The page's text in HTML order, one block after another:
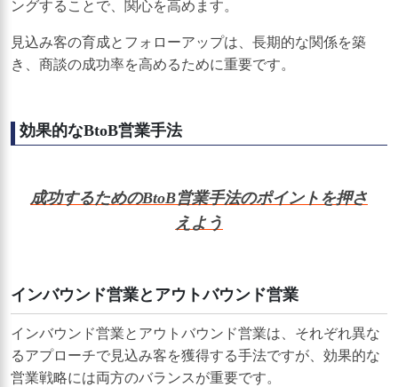
ングすることで、関心を高めます。
見込み客の育成とフォローアップは、長期的な関係を築
き、商談の成功率を高めるために重要です。
効果的なBtoB営業手法
成功するためのBtoB営業手法のポイントを押さ
えよう
インバウンド営業とアウトバウンド営業
インバウンド営業とアウトバウンド営業は、それぞれ異な
るアプローチで見込み客を獲得する手法ですが、効果的な
営業戦略には両方のバランスが重要です。